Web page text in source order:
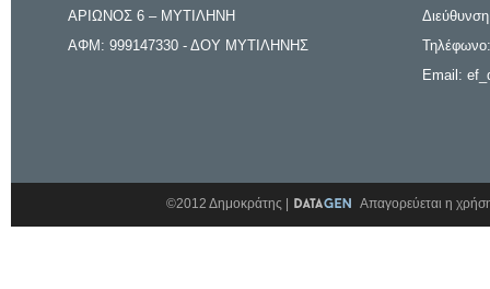
ΑΡΙΩΝΟΣ 6 – ΜΥΤΙΛΗΝΗ
ΑΦΜ: 999147330 - ΔΟΥ ΜΥΤΙΛΗΝΗΣ
Email:
©2012 Δημοκράτης | Απαγορεύεται η